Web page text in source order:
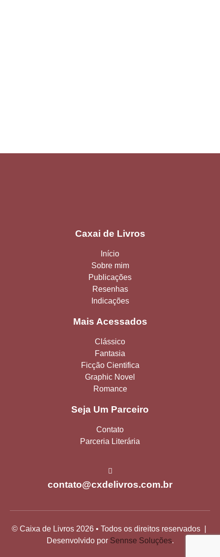
Caxai de Livros
Início
Sobre mim
Publicações
Resenhas
Indicações
Mais Acessados
Clássico
Fantasia
Ficção Cientifica
Graphic Novel
Romance
Seja Um Parceiro
Contato
Parceria Literária
contato@cxdelivros.com.br
© Caixa de Livros 2026 • Todos os direitos reservados |
Desenvolvido por Sennse Soluções.